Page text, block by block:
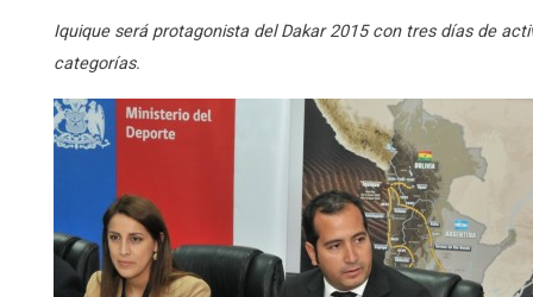
Iquique será protagonista del Dakar 2015 con tres días de
categorías.